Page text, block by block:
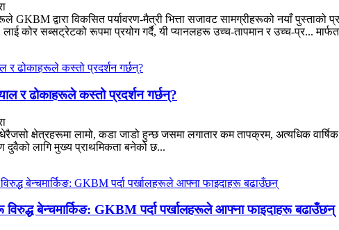
GKBM द्वारा विकसित पर्यावरण-मैत्री भित्ता सजावट सामग्रीहरूको नयाँ पुस्ताको
लाई कोर सब्सट्रेटको रूपमा प्रयोग गर्दै, यी प्यानलहरू उच्च-तापमान र उच्च-प्र...
र ढोकाहरूले कस्तो प्रदर्शन गर्छन्?
क्षेत्रहरूमा लामो, कडा जाडो हुन्छ जसमा लगातार कम तापक्रम, अत्यधिक
दुवैको लागि मुख्य प्राथमिकता बनेको छ...
विरुद्ध बेन्चमार्किङ: GKBM पर्दा पर्खालहरूले आफ्ना फाइदाहरू बढाउँछन्